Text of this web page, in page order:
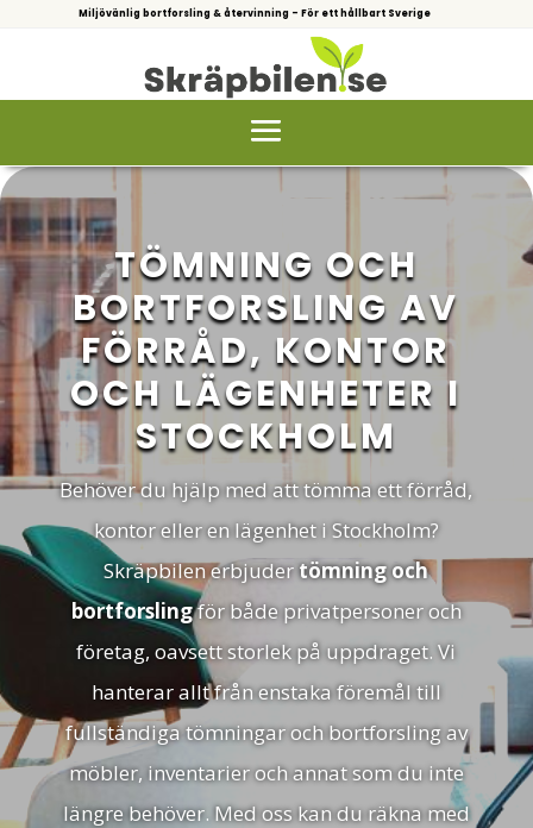
Miljövänlig bortforsling & återvinning – För ett hållbart Sverige
TÖMNING OCH
BORTFORSLING AV
FÖRRÅD, KONTOR
OCH LÄGENHETER I
STOCKHOLM
Behöver du hjälp med att tömma ett förråd,
kontor eller en lägenhet i Stockholm?
Skräpbilen erbjudertömning och
bortforslingför både privatpersoner och
företag, oavsett storlek på uppdraget. Vi
hanterar allt från enstaka föremål till
fullständiga tömningar och bortforsling av
möbler, inventarier och annat som du inte
längre behöver. Med oss kan du räkna med